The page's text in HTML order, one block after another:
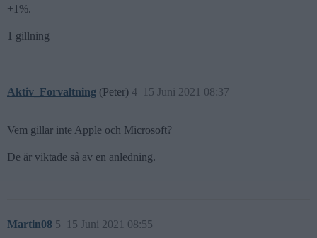
+1%.
1 gillning
Aktiv_Forvaltning (Peter) 15 Juni 2021 08:37
4
Vem gillar inte Apple och Microsoft?
De är viktade så av en anledning.
Martin08 15 Juni 2021 08:55
5